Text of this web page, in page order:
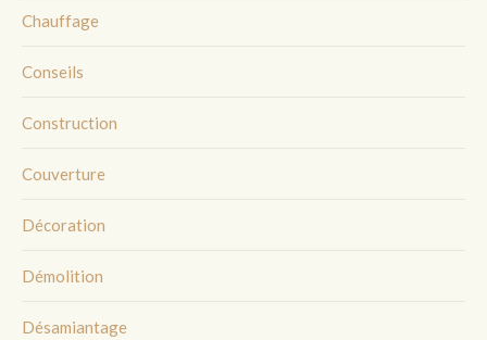
Chauffage
Conseils
Construction
Couverture
Décoration
Démolition
Désamiantage